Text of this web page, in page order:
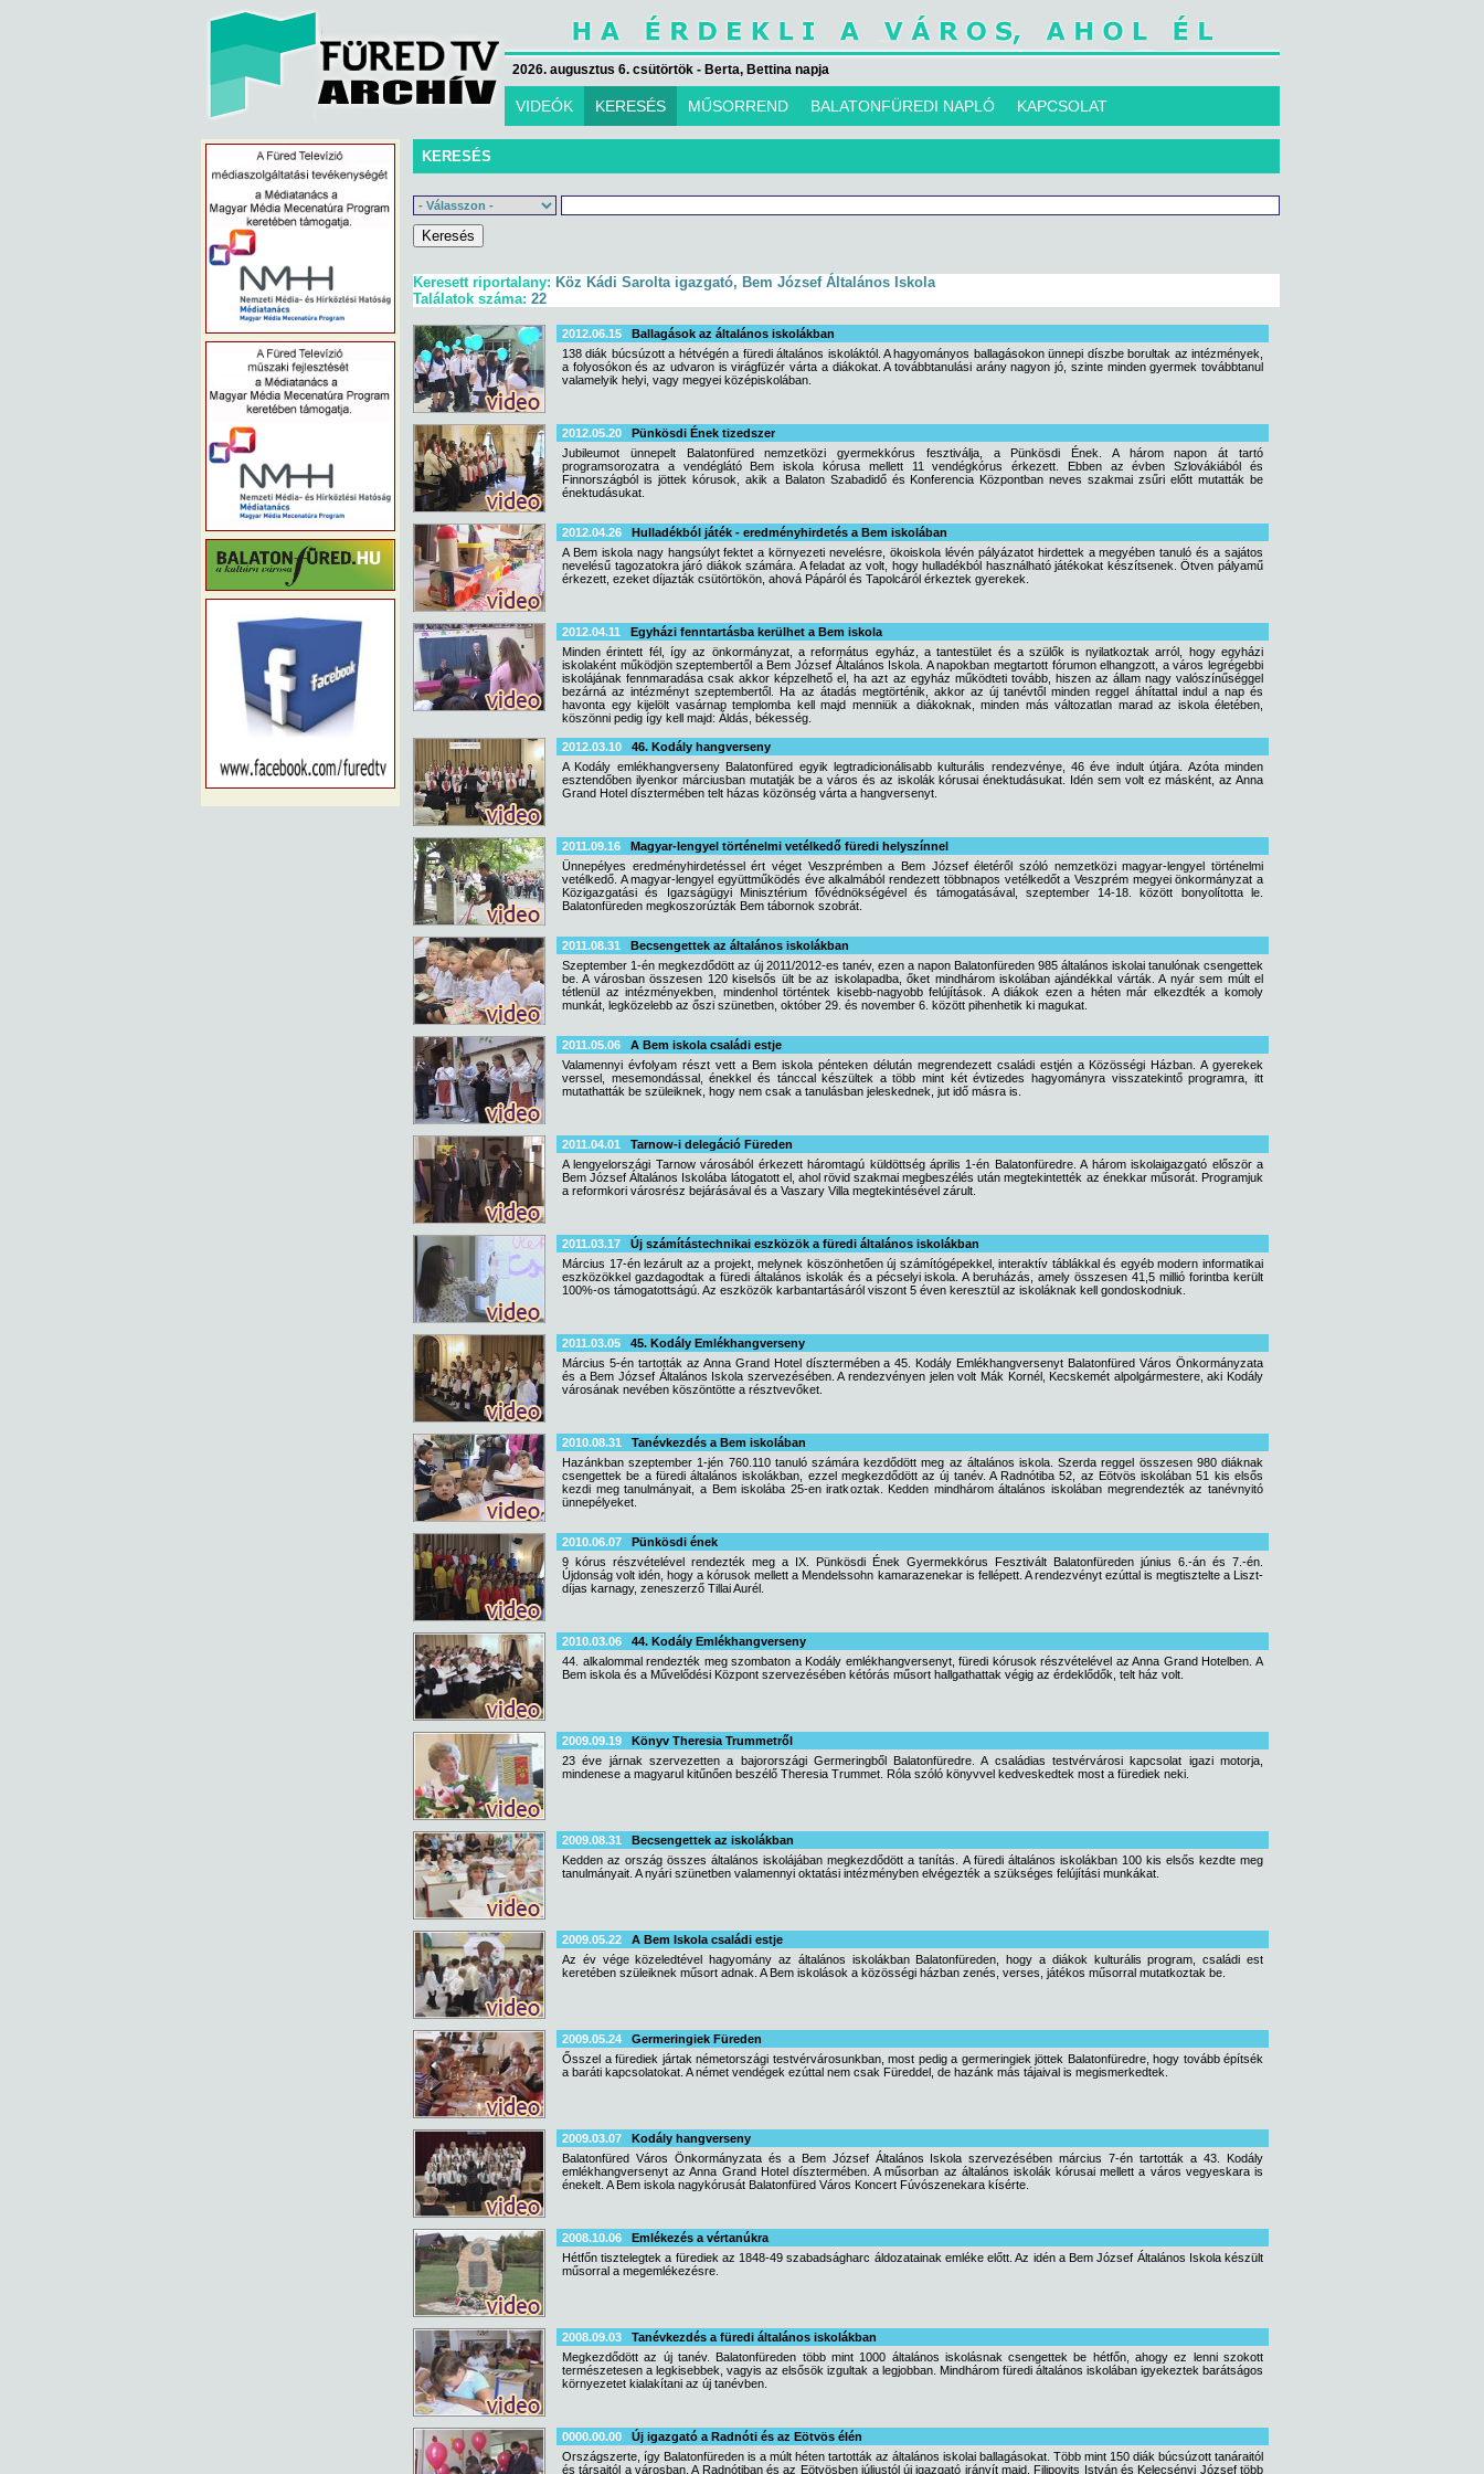
2026. augusztus 6. csütörtök - Berta, Bettina napja
VIDEÓK KERESÉS MŰSORREND BALATONFÜREDI NAPLÓ KAPCSOLAT
KERESÉS
Keresett riportalany: Köz Kádi Sarolta igazgató, Bem József Általános Iskola
Találatok száma: 22
2012.06.15
Ballagások az általános iskolákban
138 diák búcsúzott a hétvégén a füredi általános iskoláktól. A hagyományos ballagásokon ünnepi díszbe borultak az intézmények,
a folyosókon és az udvaron is virágfüzér várta a diákokat. A továbbtanulási arány nagyon jó, szinte minden gyermek továbbtanul
valamelyik helyi, vagy megyei középiskolában.
2012.05.20
Pünkösdi Ének tizedszer
Jubileumot ünnepelt Balatonfüred nemzetközi gyermekkórus fesztiválja, a Pünkösdi Ének. A három napon át tartó
programsorozatra a vendéglátó Bem iskola kórusa mellett 11 vendégkórus érkezett. Ebben az évben Szlovákiából és
Finnországból is jöttek kórusok, akik a Balaton Szabadidő és Konferencia Központban neves szakmai zsűri előtt mutatták be
énektudásukat.
2012.04.26
Hulladékból játék - eredményhirdetés a Bem iskolában
A Bem iskola nagy hangsúlyt fektet a környezeti nevelésre, ökoiskola lévén pályázatot hirdettek a megyében tanuló és a sajátos
nevelésű tagozatokra járó diákok számára. A feladat az volt, hogy hulladékból használható játékokat készítsenek. Ötven pályamű
érkezett, ezeket díjazták csütörtökön, ahová Pápáról és Tapolcáról érkeztek gyerekek.
2012.04.11
Egyházi fenntartásba kerülhet a Bem iskola
Minden érintett fél, így az önkormányzat, a református egyház, a tantestület és a szülők is nyilatkoztak arról, hogy egyházi
iskolaként működjön szeptembertől a Bem József Általános Iskola. A napokban megtartott fórumon elhangzott, a város legrégebbi
iskolájának fennmaradása csak akkor képzelhető el, ha azt az egyház működteti tovább, hiszen az állam nagy valószínűséggel
bezárná az intézményt szeptembertől. Ha az átadás megtörténik, akkor az új tanévtől minden reggel áhítattal indul a nap és
havonta egy kijelölt vasárnap templomba kell majd menniük a diákoknak, minden más változatlan marad az iskola életében,
köszönni pedig így kell majd: Áldás, békesség.
2012.03.10
46. Kodály hangverseny
A Kodály emlékhangverseny Balatonfüred egyik legtradicionálisabb kulturális rendezvénye, 46 éve indult útjára. Azóta minden
esztendőben ilyenkor márciusban mutatják be a város és az iskolák kórusai énektudásukat. Idén sem volt ez másként, az Anna
Grand Hotel dísztermében telt házas közönség várta a hangversenyt.
2011.09.16
Magyar-lengyel történelmi vetélkedő füredi helyszínnel
Ünnepélyes eredményhirdetéssel ért véget Veszprémben a Bem József életéről szóló nemzetközi magyar-lengyel történelmi
vetélkedő. A magyar-lengyel együttműködés éve alkalmából rendezett többnapos vetélkedőt a Veszprém megyei önkormányzat a
Közigazgatási és Igazságügyi Minisztérium fővédnökségével és támogatásával, szeptember 14-18. között bonyolította le.
Balatonfüreden megkoszorúzták Bem tábornok szobrát.
2011.08.31
Becsengettek az általános iskolákban
Szeptember 1-én megkezdődött az új 2011/2012-es tanév, ezen a napon Balatonfüreden 985 általános iskolai tanulónak csengettek
be. A városban összesen 120 kiselsős ült be az iskolapadba, őket mindhárom iskolában ajándékkal várták. A nyár sem múlt el
tétlenül az intézményekben, mindenhol történtek kisebb-nagyobb felújítások. A diákok ezen a héten már elkezdték a komoly
munkát, legközelebb az őszi szünetben, október 29. és november 6. között pihenhetik ki magukat.
2011.05.06
A Bem iskola családi estje
Valamennyi évfolyam részt vett a Bem iskola pénteken délután megrendezett családi estjén a Közösségi Házban. A gyerekek
verssel, mesemondással, énekkel és tánccal készültek a több mint két évtizedes hagyományra visszatekintő programra, itt
mutathatták be szüleiknek, hogy nem csak a tanulásban jeleskednek, jut idő másra is.
2011.04.01
Tarnow-i delegáció Füreden
A lengyelországi Tarnow városából érkezett háromtagú küldöttség április 1-én Balatonfüredre. A három iskolaigazgató először a
Bem József Általános Iskolába látogatott el, ahol rövid szakmai megbeszélés után megtekintették az énekkar műsorát. Programjuk
a reformkori városrész bejárásával és a Vaszary Villa megtekintésével zárult.
2011.03.17
Új számítástechnikai eszközök a füredi általános iskolákban
Március 17-én lezárult az a projekt, melynek köszönhetően új számítógépekkel, interaktív táblákkal és egyéb modern informatikai
eszközökkel gazdagodtak a füredi általános iskolák és a pécselyi iskola. A beruházás, amely összesen 41,5 millió forintba került
100%-os támogatottságú. Az eszközök karbantartásáról viszont 5 éven keresztül az iskoláknak kell gondoskodniuk.
2011.03.05
45. Kodály Emlékhangverseny
Március 5-én tartották az Anna Grand Hotel dísztermében a 45. Kodály Emlékhangversenyt Balatonfüred Város Önkormányzata
és a Bem József Általános Iskola szervezésében. A rendezvényen jelen volt Mák Kornél, Kecskemét alpolgármestere, aki Kodály
városának nevében köszöntötte a résztvevőket.
2010.08.31
Tanévkezdés a Bem iskolában
Hazánkban szeptember 1-jén 760.110 tanuló számára kezdődött meg az általános iskola. Szerda reggel összesen 980 diáknak
csengettek be a füredi általános iskolákban, ezzel megkezdődött az új tanév. A Radnótiba 52, az Eötvös iskolában 51 kis elsős
kezdi meg tanulmányait, a Bem iskolába 25-en iratkoztak. Kedden mindhárom általános iskolában megrendezték az tanévnyitó
ünnepélyeket.
2010.06.07
Pünkösdi ének
9 kórus részvételével rendezték meg a IX. Pünkösdi Ének Gyermekkórus Fesztivált Balatonfüreden június 6.-án és 7.-én.
Újdonság volt idén, hogy a kórusok mellett a Mendelssohn kamarazenekar is fellépett. A rendezvényt ezúttal is megtisztelte a Liszt-
díjas karnagy, zeneszerző Tillai Aurél.
2010.03.06
44. Kodály Emlékhangverseny
44. alkalommal rendezték meg szombaton a Kodály emlékhangversenyt, füredi kórusok részvételével az Anna Grand Hotelben. A
Bem iskola és a Művelődési Központ szervezésében kétórás műsort hallgathattak végig az érdeklődők, telt ház volt.
2009.09.19
Könyv Theresia Trummetről
23 éve járnak szervezetten a bajorországi Germeringből Balatonfüredre. A családias testvérvárosi kapcsolat igazi motorja,
mindenese a magyarul kitűnően beszélő Theresia Trummet. Róla szóló könyvvel kedveskedtek most a fürediek neki.
2009.08.31
Becsengettek az iskolákban
Kedden az ország összes általános iskolájában megkezdődött a tanítás. A füredi általános iskolákban 100 kis elsős kezdte meg
tanulmányait. A nyári szünetben valamennyi oktatási intézményben elvégezték a szükséges felújítási munkákat.
2009.05.22
A Bem Iskola családi estje
Az év vége közeledtével hagyomány az általános iskolákban Balatonfüreden, hogy a diákok kulturális program, családi est
keretében szüleiknek műsort adnak. A Bem iskolások a közösségi házban zenés, verses, játékos műsorral mutatkoztak be.
2009.05.24
Germeringiek Füreden
Ősszel a fürediek jártak németországi testvérvárosunkban, most pedig a germeringiek jöttek Balatonfüredre, hogy tovább építsék
a baráti kapcsolatokat. A német vendégek ezúttal nem csak Füreddel, de hazánk más tájaival is megismerkedtek.
2009.03.07
Kodály hangverseny
Balatonfüred Város Önkormányzata és a Bem József Általános Iskola szervezésében március 7-én tartották a 43. Kodály
emlékhangversenyt az Anna Grand Hotel dísztermében. A műsorban az általános iskolák kórusai mellett a város vegyeskara is
énekelt. A Bem iskola nagykórusát Balatonfüred Város Koncert Fúvószenekara kísérte.
2008.10.06
Emlékezés a vértanúkra
Hétfőn tisztelegtek a fürediek az 1848-49 szabadságharc áldozatainak emléke előtt. Az idén a Bem József Általános Iskola készült
műsorral a megemlékezésre.
2008.09.03
Tanévkezdés a füredi általános iskolákban
Megkezdődött az új tanév. Balatonfüreden több mint 1000 általános iskolásnak csengettek be hétfőn, ahogy ez lenni szokott
természetesen a legkisebbek, vagyis az elsősök izgultak a legjobban. Mindhárom füredi általános iskolában igyekeztek barátságos
környezetet kialakítani az új tanévben.
0000.00.00
Új igazgató a Radnóti és az Eötvös élén
Országszerte, így Balatonfüreden is a múlt héten tartották az általános iskolai ballagásokat. Több mint 150 diák búcsúzott tanáraitól
és társaitól a városban. A Radnótiban és az Eötvösben júliustól új igazgató irányít majd. Filipovits István és Kelecsényi József több